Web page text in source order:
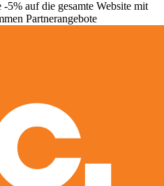
auf die gesamte Website mit
Partnerangebote